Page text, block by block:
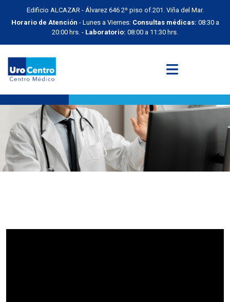
Edificio ALCAZAR - Álvarez 646 2º piso of.201. Viña del Mar.
Horario de Atención - Lunes a Viernes: Consultas médicas: 08:30 a
20:00 hrs. - Laboratorio: 08:00 a 11:30 hrs.